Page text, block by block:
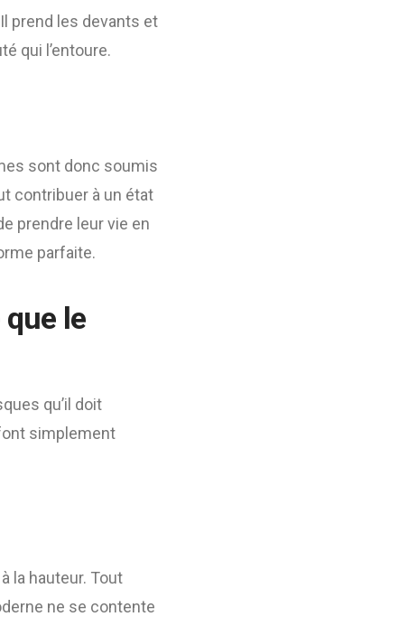
prend les devants et
qui l’entoure.
sont donc soumis
contribuer à un état
prendre leur vie en
parfaite.
le
qu’il doit
simplement
la hauteur. Tout
ne se contente